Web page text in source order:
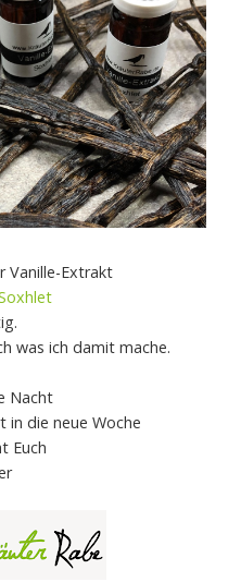
Vanille-Extrakt
was ich damit mache.
Nacht
in die neue Woche
Euch